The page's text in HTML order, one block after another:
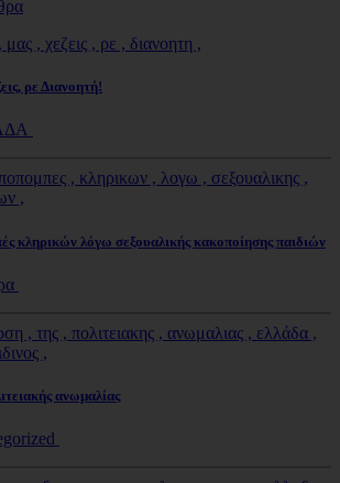
ρε Διανοητή!
κληρικών λόγω σεξουαλικής κακοποίησης παιδιών
ανωμαλίας